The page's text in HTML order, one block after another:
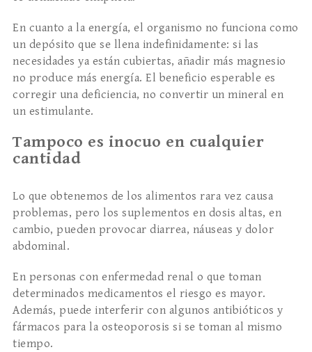
En cuanto a la energía, el organismo no funciona como
un depósito que se llena indefinidamente: si las
necesidades ya están cubiertas, añadir más magnesio
no produce más energía. El beneficio esperable es
corregir una deficiencia, no convertir un mineral en
un estimulante.
Tampoco es inocuo en cualquier
cantidad
Lo que obtenemos de los alimentos rara vez causa
problemas, pero los suplementos en dosis altas, en
cambio, pueden provocar diarrea, náuseas y dolor
abdominal.
En personas con enfermedad renal o que toman
determinados medicamentos el riesgo es mayor.
Además, puede interferir con algunos antibióticos y
fármacos para la osteoporosis si se toman al mismo
tiempo.